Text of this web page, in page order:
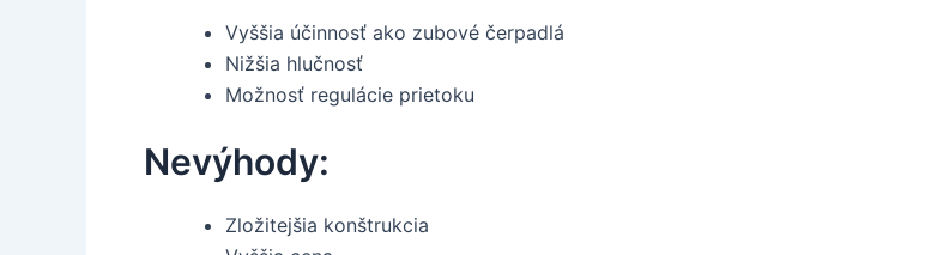
Vyššia účinnosť ako zubové čerpadlá
Nižšia hlučnosť
Možnosť regulácie prietoku
Nevýhody:
Zložitejšia konštrukcia